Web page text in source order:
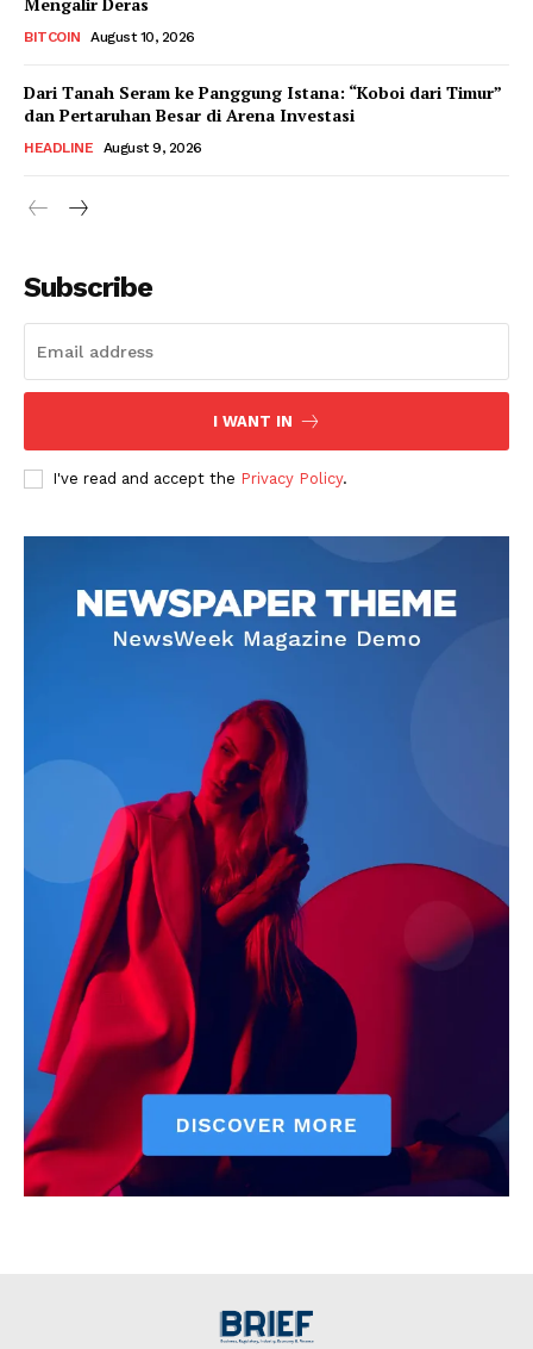
BITCOIN August 10, 2026
Dari Tanah Seram ke Panggung Istana: “Koboi dari Timur”
dan Pertaruhan Besar di Arena Investasi
HEADLINE August 9, 2026
Subscribe
I WANT IN
I've read and accept the Privacy Policy.